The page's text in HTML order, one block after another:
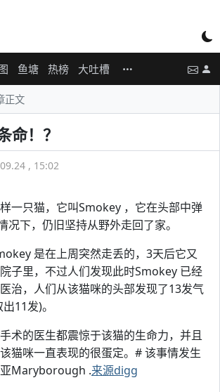
鱼塘 热榜 大吐槽
正文
命！？
, 15:02
一只猫，它叫Smokey ，它在头部中弹
况下，仍旧坚持从野外走回了家。
是在上周突然走丢的，3天后它又
子里，不过人们发现此时Smokey 已经
治，人们从该猫咪的头部发现了13发气
11发)。
术的医生都震惊于该猫的生命力，并且
猫咪一直表现的很蛋定。# 该事情发生
Maryborough .来源digg